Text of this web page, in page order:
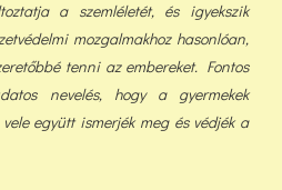
a szemléletét, és igyekszik
mozgalmakhoz hasonlóan,
tenni az embereket. Fontos
nevelés, hogy a gyermekek
együtt ismerjék meg és védjék a